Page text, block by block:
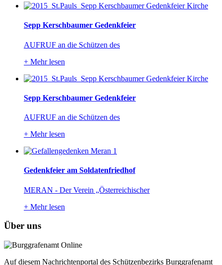
Sepp Kerschbaumer Gedenkfeier
AUFRUF an die Schützen des
+ Mehr lesen
Sepp Kerschbaumer Gedenkfeier
AUFRUF an die Schützen des
+ Mehr lesen
Gedenkfeier am Soldatenfriedhof
MERAN - Der Verein „Österreichischer
+ Mehr lesen
Über uns
Auf diesem Nachrichtenportal des Schützenbezirks Burggrafenamt